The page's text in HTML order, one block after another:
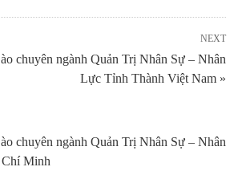
NEXT
chuyên ngành Quản Trị Nhân Sự – Nhân
Lực Tỉnh Thành Việt Nam »
chuyên ngành Quản Trị Nhân Sự – Nhân
Minh